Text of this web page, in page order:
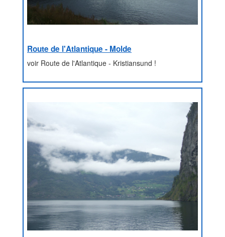
Route de l'Atlantique - Molde
voir Route de l'Atlantique - Kristiansund !